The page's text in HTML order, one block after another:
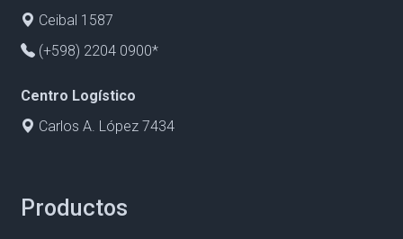
Ceibal 1587
(+598) 2204 0900*
Centro Logístico
Carlos A. López 7434
Productos